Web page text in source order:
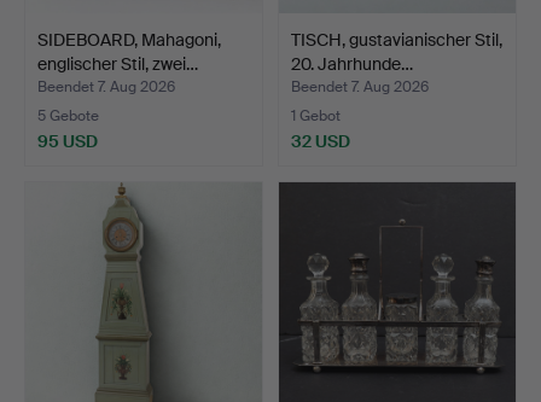
SIDEBOARD, Mahagoni,
englischer Stil, zwei…
Beendet 7. Aug 2026
5 Gebote
95 USD
TISCH, gustavianischer Stil,
20. Jahrhunde…
Beendet 7. Aug 2026
1 Gebot
32 USD